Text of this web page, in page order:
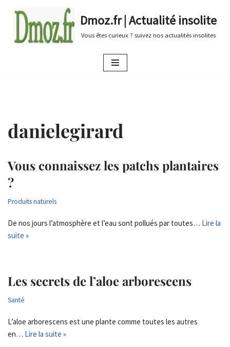
au
Dmoz.fr | Actualité insolite
Vous êtes curieux ? suivez nos actualités insolites
danielegirard
Vous connaissez les patchs plantaires
?
Produits naturels
De nos jours l’atmosphère et l’eau sont pollués par toutes… Lire la
suite »
Les secrets de l’aloe arborescens
Santé
L’aloe arborescens est une plante comme toutes les autres
en… Lire la suite »